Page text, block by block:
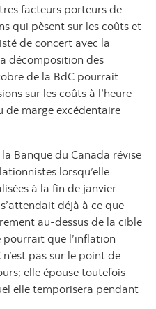
facteurs porteurs de
qui pèsent sur les coûts et
de concert avec la
décomposition des
de la BdC pourrait
sur les coûts à l’heure
de marge excédentaire
Banque du Canada révise
lorsqu’elle
à la fin de janvier
déjà à ce que
au‑dessus de la cible
pourrait que l’inflation
pas sur le point de
elle épouse toutefois
elle temporisera pendant